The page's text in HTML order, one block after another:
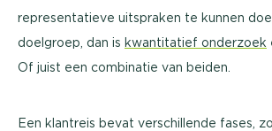
representatieve uitspraken te kunnen
doelgroep, dan is kwantitatief onderzoek
Of juist een combinatie van beiden.
Een klantreis bevat verschillende fases,